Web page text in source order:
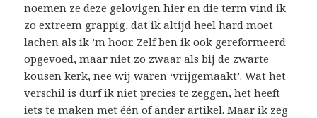
noemen ze deze gelovigen hier en die term vind ik
zo extreem grappig, dat ik altijd heel hard moet
lachen als ik ’m hoor. Zelf ben ik ook gereformeerd
opgevoed, maar niet zo zwaar als bij de zwarte
kousen kerk, nee wij waren ‘vrijgemaakt’. Wat het
verschil is durf ik niet precies te zeggen, het heeft
iets te maken met één of ander artikel. Maar ik zeg